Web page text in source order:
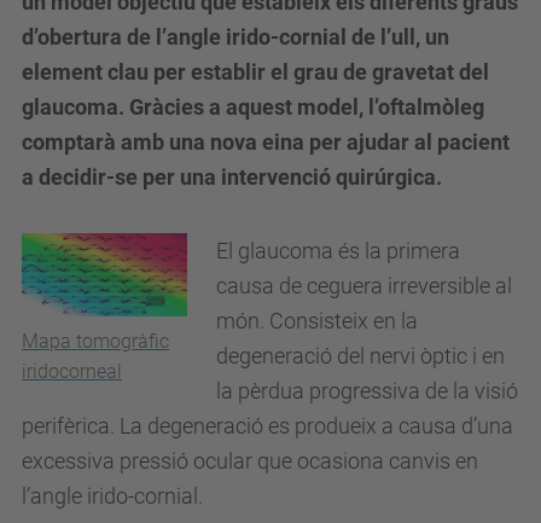
d’obertura de l’angle irido-cornial de l’ull, un
element clau per establir el grau de gravetat del
glaucoma. Gràcies a aquest model, l’oftalmòleg
comptarà amb una nova eina per ajudar al pacient
a decidir-se per una intervenció quirúrgica.
Mapa tomogràfic
iridocorneal
El glaucoma és la primera
causa de ceguera irreversible al
món. Consisteix en la
degeneració del nervi òptic i en
la pèrdua progressiva de la visió
perifèrica. La degeneració es produeix a causa d’una
excessiva pressió ocular que ocasiona canvis en
l’angle irido-cornial.